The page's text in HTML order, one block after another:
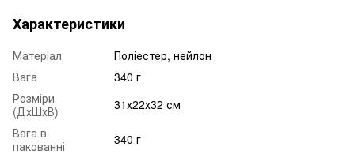
Характеристики
Матеріал
Поліестер, нейлон
Вага
340 г
Розміри
(ДхШхВ)
31х22х32 см
Вага в
пакованні
340 г